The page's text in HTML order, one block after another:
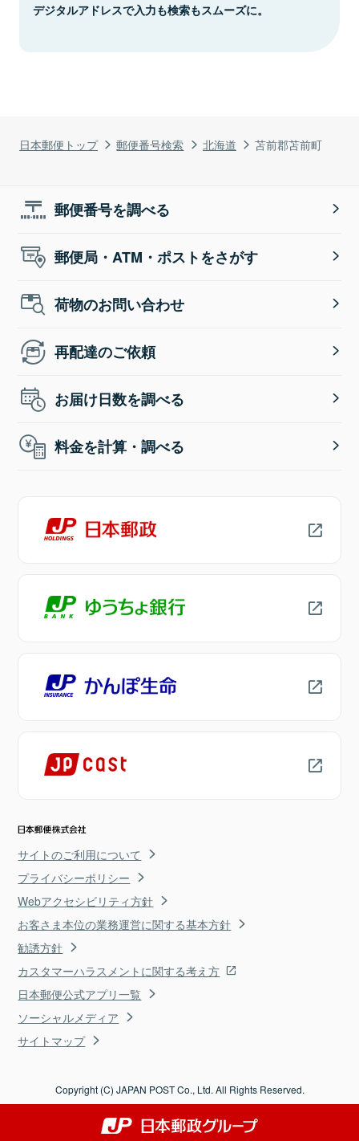
日本郵便トップ 郵便番号検索 北海道 苫前郡苫前町
デジタルアドレスで入力も検索もスムーズに。
郵便番号を調べる
郵便局・ATM・ポストをさがす
荷物のお問い合わせ
再配達のご依頼
お届け日数を調べる
料金を計算・調べる
サイトのご利用について
プライバシーポリシー
Webアクセシビリティ方針
お客さま本位の業務運営に関する基本方針
勧誘方針
カスタマーハラスメントに関する考え方
日本郵便公式アプリ一覧
ソーシャルメディア
サイトマップ
Copyright (C) JAPAN POST Co., Ltd. All Rights Reserved.